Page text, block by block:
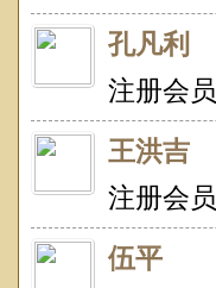
孔凡利
注册会员
王洪吉
注册会员
伍平